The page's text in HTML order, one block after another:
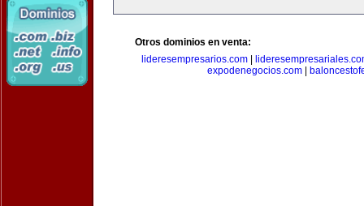
Otros dominios en venta:
lideresempresarios.com|
expodenegocios.com|